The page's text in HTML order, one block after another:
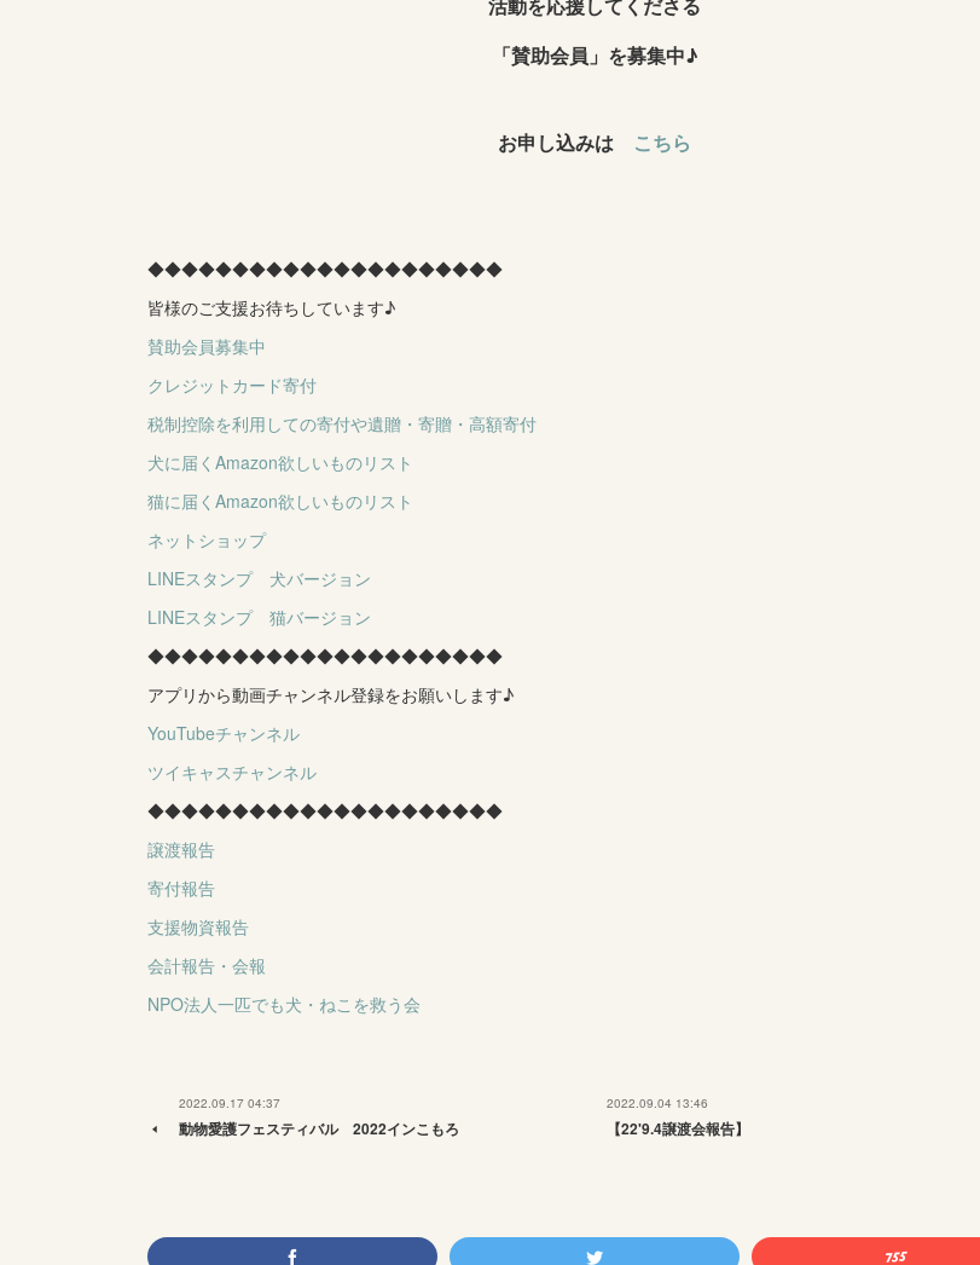
「賛助会員」を募集中♪
お申し込みは こちら
◆◆◆◆◆◆◆◆◆◆◆◆◆◆◆◆◆◆◆◆◆
皆様のご支援お待ちしています♪
賛助会員募集中
クレジットカード寄付
税制控除を利用しての寄付や遺贈・寄贈・高額寄付
犬に届くAmazon欲しいものリスト
猫に届くAmazon欲しいものリスト
ネットショップ
LINEスタンプ 犬バージョン
LINEスタンプ 猫バージョン
◆◆◆◆◆◆◆◆◆◆◆◆◆◆◆◆◆◆◆◆◆
アプリから動画チャンネル登録をお願いします♪
YouTubeチャンネル
ツイキャスチャンネル
◆◆◆◆◆◆◆◆◆◆◆◆◆◆◆◆◆◆◆◆◆
譲渡報告
寄付報告
支援物資報告
会計報告・会報
NPO法人一匹でも犬・ねこを救う会
2022.09.17 04:37
動物愛護フェスティバル 2022インこもろ
2022.09.04 13:46
【22'9.4譲渡会報告】